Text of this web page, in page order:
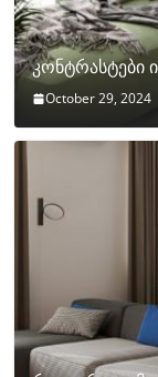
კონტრასტები
October 29, 2024